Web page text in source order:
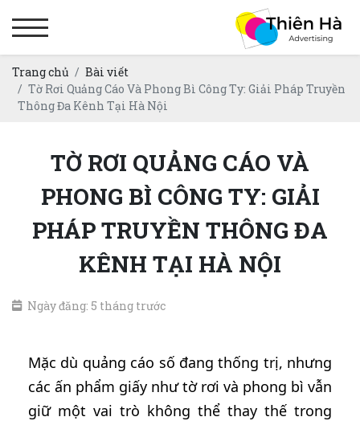
Trang chủ
Bài viết
Tờ Rơi Quảng Cáo Và Phong Bì Công Ty: Giải Pháp Truyền
Thông Đa Kênh Tại Hà Nội
TỜ RƠI QUẢNG CÁO VÀ
PHONG BÌ CÔNG TY: GIẢI
PHÁP TRUYỀN THÔNG ĐA
KÊNH TẠI HÀ NỘI
Ngày đăng: 5 tháng trước
Mặc dù quảng cáo số đang thống trị, nhưng
các ấn phẩm giấy như tờ rơi và phong bì vẫn
giữ một vai trò không thể thay thế trong